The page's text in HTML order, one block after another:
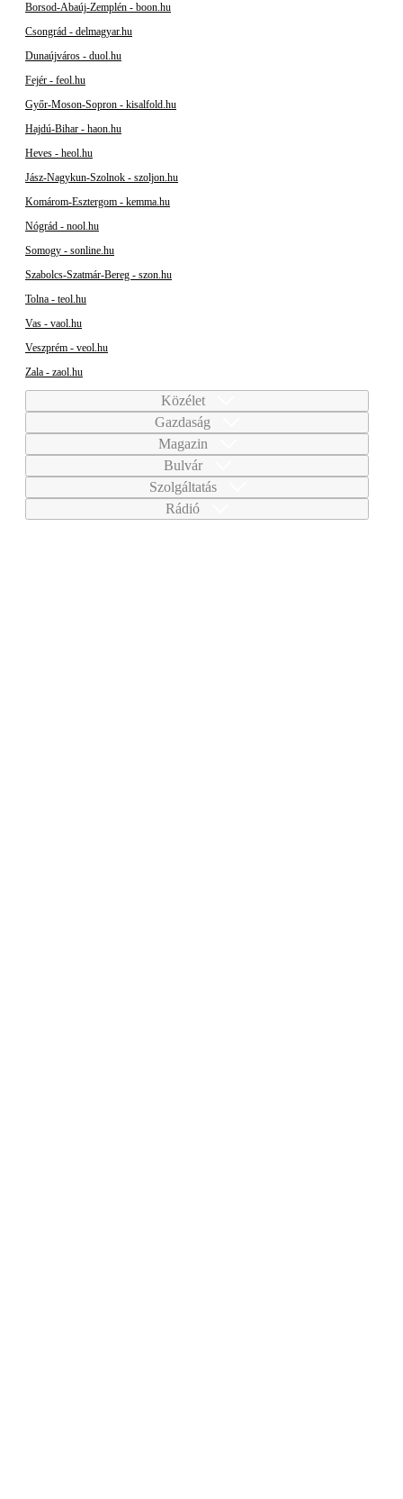
Borsod-Abaúj-Zemplén - boon.hu
Csongrád - delmagyar.hu
Dunaújváros - duol.hu
Fejér - feol.hu
Győr-Moson-Sopron - kisalfold.hu
Hajdú-Bihar - haon.hu
Heves - heol.hu
Jász-Nagykun-Szolnok - szoljon.hu
Komárom-Esztergom - kemma.hu
Nógrád - nool.hu
Somogy - sonline.hu
Szabolcs-Szatmár-Bereg - szon.hu
Tolna - teol.hu
Vas - vaol.hu
Veszprém - veol.hu
Zala - zaol.hu
Közélet
Gazdaság
Magazin
Bulvár
Szolgáltatás
Rádió